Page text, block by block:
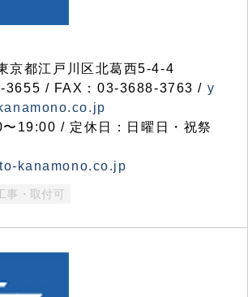
都江戸川区北葛西5-4-4
3655 / FAX：03-3688-3763 / y
19:00 / 定休日：日曜日・祝祭
kanamono.co.jp
事・取付可